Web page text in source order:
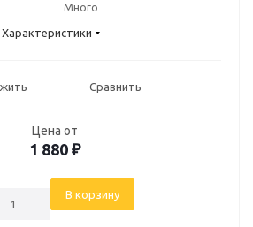
Много
Характеристики
Сравнить
Цена от
1 880 ₽
В корзину